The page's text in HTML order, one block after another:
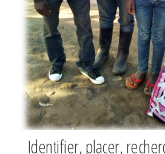
Identifier, placer,